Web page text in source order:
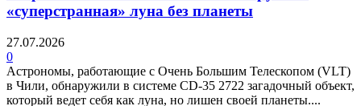
«суперстранная» луна без планеты
27.07.2026
0
Астрономы, работающие с Очень Большим Телескопом (VLT)
в Чили, обнаружили в системе CD-35 2722 загадочный объект,
который ведет себя как луна, но лишен своей планеты....